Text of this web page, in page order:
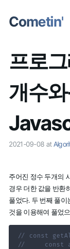
Cometin'
프로
개수
2021-09-08 at
주어진 정수 두개의
경우 더한 값을 반환
풀었다. 두 번째 풀이
것을 이용해여 풀었
// const
//     const